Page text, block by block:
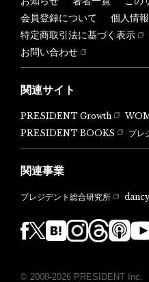
会員登録について
個人情
特定商取引法に基づく表示
お問い合わせ
関連サイト
PRESIDENT Growth
PRESIDENT BOOKS
プレ
関連事業
プレジデント総合研究所
© 2008-2026 PRESIDENT Inc.